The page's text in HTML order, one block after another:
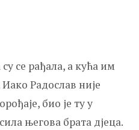
се рађала, а кућа им
Радослав није
био је ту у
његова брата д‌јеца.